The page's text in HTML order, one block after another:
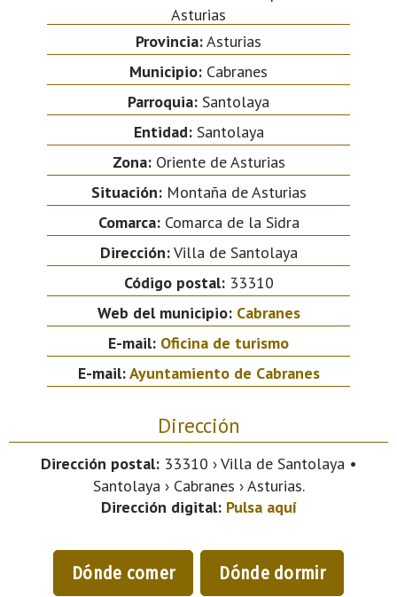
Asturias
Provincia:Asturias
Municipio: Cabranes
Parroquia: Santolaya
Entidad:Santolaya
Zona:Oriente de Asturias
Situación:Montaña de Asturias
Comarca:Comarca de la Sidra
Dirección:Villa de Santolaya
Código postal:33310
Web del municipio: Cabranes
E-mail: Oficina de turismo
E-mail:Ayuntamiento de Cabranes
Dirección
Dirección postal:33310 › Villa de Santolaya •
Santolaya › Cabranes › Asturias.
Dirección digital: Pulsa aquí
Dónde comer Dónde dormir